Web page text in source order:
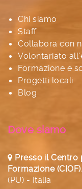
Chi siamo
Staff
Collabora con
Volontariato
Formazione e
Progetti locali
Blog
Dove siamo
Presso il
Formazione (CIOF),
(PU) - Italia